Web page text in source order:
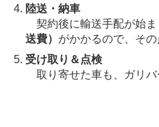
陸送・納車
契約後に輸送手配が始ま
送費） がかかるので、そ
受け取り＆点検
取り寄せた車も、ガリバ